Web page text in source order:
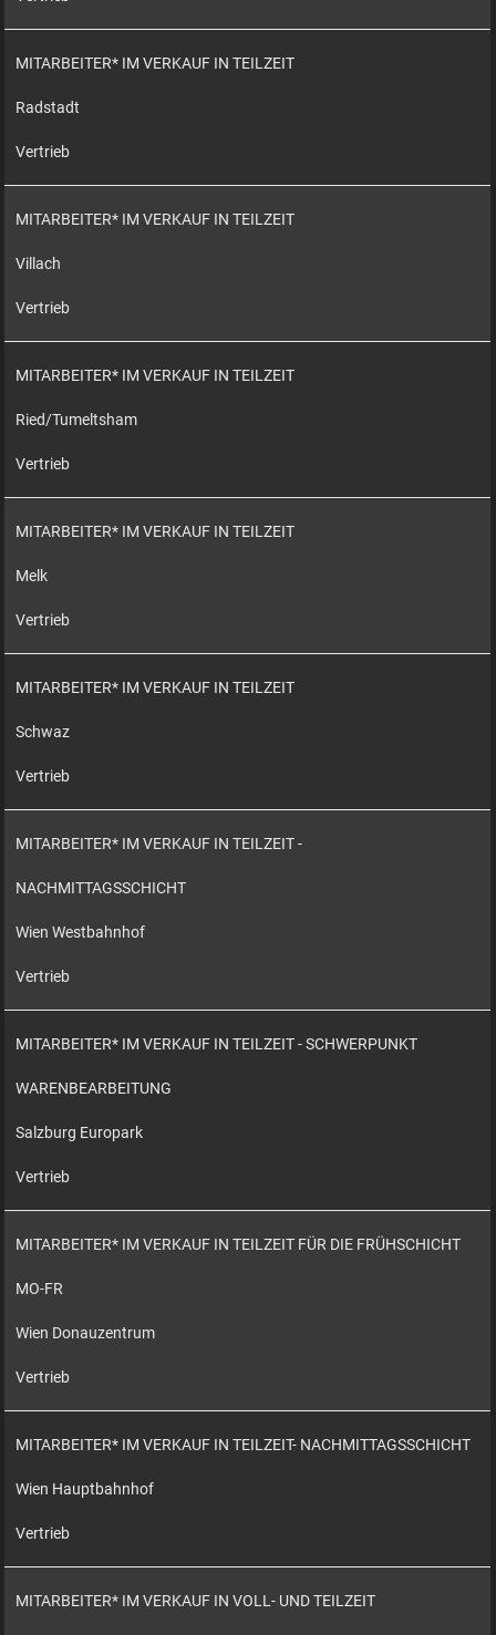
MITARBEITER* IM VERKAUF IN TEILZEIT
Radstadt
Vertrieb
MITARBEITER* IM VERKAUF IN TEILZEIT
Villach
Vertrieb
MITARBEITER* IM VERKAUF IN TEILZEIT
Ried/Tumeltsham
Vertrieb
MITARBEITER* IM VERKAUF IN TEILZEIT
Melk
Vertrieb
MITARBEITER* IM VERKAUF IN TEILZEIT
Schwaz
Vertrieb
MITARBEITER* IM VERKAUF IN TEILZEIT -
NACHMITTAGSSCHICHT
Wien Westbahnhof
Vertrieb
MITARBEITER* IM VERKAUF IN TEILZEIT - SCHWERPUNKT
WARENBEARBEITUNG
Salzburg Europark
Vertrieb
MITARBEITER* IM VERKAUF IN TEILZEIT FÜR DIE FRÜHSCHICHT
MO-FR
Wien Donauzentrum
Vertrieb
MITARBEITER* IM VERKAUF IN TEILZEIT- NACHMITTAGSSCHICHT
Wien Hauptbahnhof
Vertrieb
MITARBEITER* IM VERKAUF IN VOLL- UND TEILZEIT